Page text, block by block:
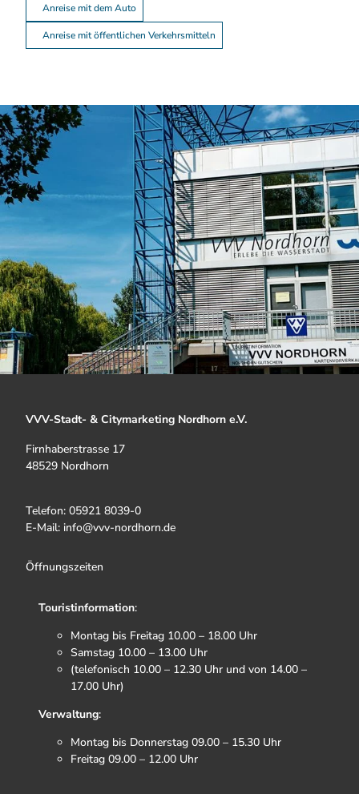
Anreise mit dem Auto
Anreise mit öffentlichen Verkehrsmitteln
VVV-Stadt- & Citymarketing Nordhorn e.V.
Firnhaberstrasse 17
48529 Nordhorn
Telefon: 05921 8039-0
E-Mail: info@vvv-nordhorn.de
Öffnungszeiten
Touristinformation:
Montag bis Freitag 10.00 – 18.00 Uhr
Samstag 10.00 – 13.00 Uhr
(telefonisch 10.00 – 12.30 Uhr und von 14.00 –
17.00 Uhr)
Verwaltung:
Montag bis Donnerstag 09.00 – 15.30 Uhr
Freitag 09.00 – 12.00 Uhr